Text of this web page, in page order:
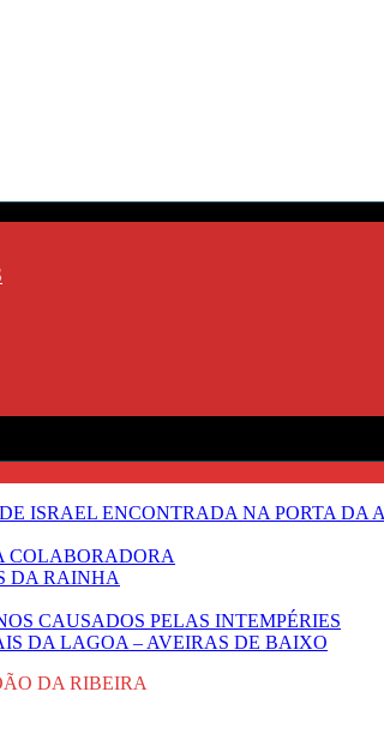
ISRAEL ENCONTRADA NA PORTA DA
COLABORADORA
DA RAINHA
CAUSADOS PELAS INTEMPÉRIES
DA LAGOA – AVEIRAS DE BAIXO
DA RIBEIRA